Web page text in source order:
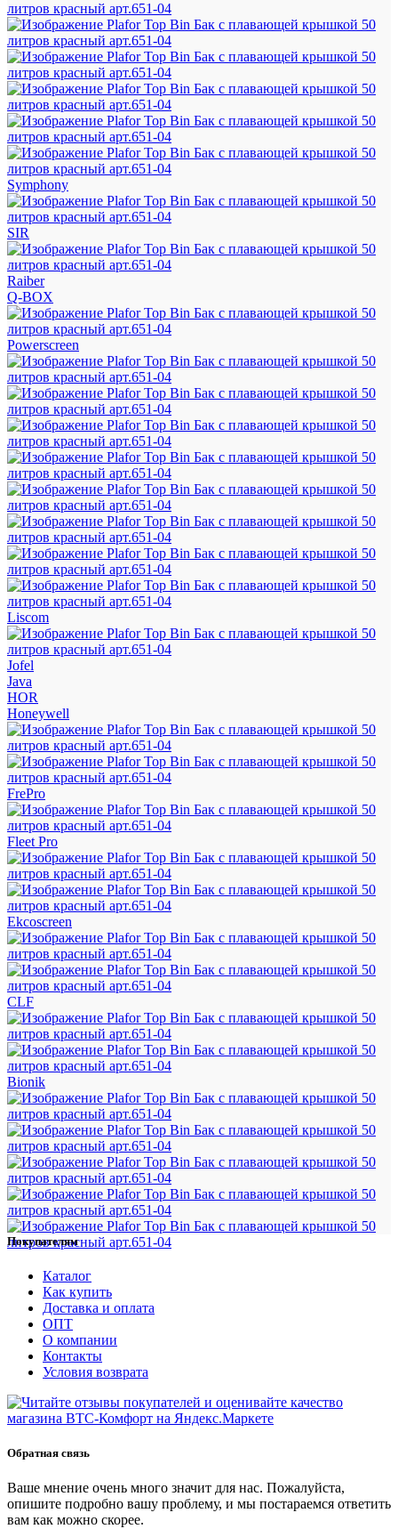
Symphony
SIR
Raiber
Q-BOX
Powerscreen
Liscom
Jofel
Java
HOR
Honeywell
FrePro
Fleet Pro
Ekcoscreen
CLF
Bionik
Покупателям
Каталог
Как купить
Доставка и оплата
ОПТ
О компании
Контакты
Условия возврата
Обратная связь
Ваше мнение очень много значит для нас. Пожалуйста,
опишите подробно вашу проблему, и мы постараемся ответить
вам как можно скорее.